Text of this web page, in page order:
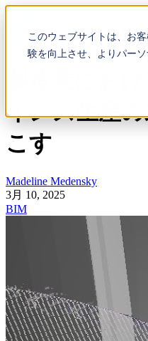
このウェブサイトは、お
験を向上させ、よりパー
インズ生産
こす
Madeline Medensky
3月 10, 2025
BIM